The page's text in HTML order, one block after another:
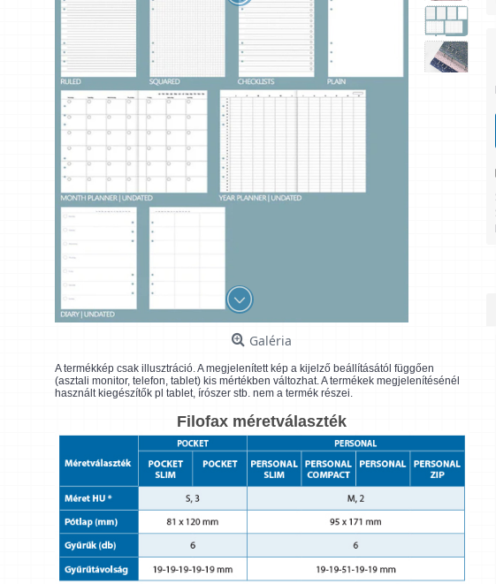
Galéria
A termékkép csak illusztráció. A megjelenített kép a kijelző beállításától függően
(asztali monitor, telefon, tablet) kis mértékben változhat. A termékek megjelenítésénél
használt kiegészítők pl tablet, írószer stb. nem a termék részei.
Filofax méretválaszték